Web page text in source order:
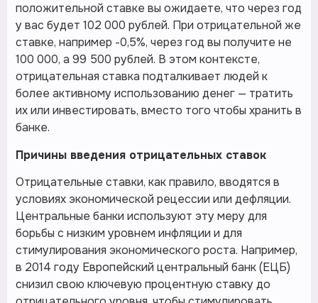
положительной ставке вы ожидаете, что через год
у вас будет 102 000 рублей. При отрицательной же
ставке, например -0,5%, через год вы получите не
100 000, а 99 500 рублей. В этом контексте,
отрицательная ставка подталкивает людей к
более активному использованию денег — тратить
их или инвестировать, вместо того чтобы хранить в
банке.
Причины введения отрицательных ставок
Отрицательные ставки, как правило, вводятся в
условиях экономической рецессии или дефляции.
Центральные банки используют эту меру для
борьбы с низким уровнем инфляции и для
стимулирования экономического роста. Например,
в 2014 году Европейский центральный банк (ЕЦБ)
снизил свою ключевую процентную ставку до